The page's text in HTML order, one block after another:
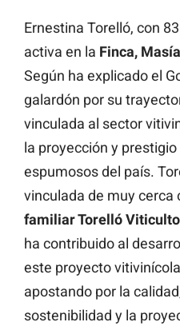
Ernestina Torelló, con
activa en la Finca,
Según ha explicado el
galardón por su
vinculada al sector
la proyección y prestigio
espumosos del país.
vinculada de muy cerca
familiar Torelló
ha contribuido al
este proyecto
apostando por la
sostenibilidad y la